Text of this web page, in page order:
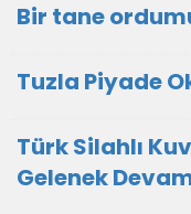
Bir tane
Tuzla Piyade
Türk Silahlı
Gelenek